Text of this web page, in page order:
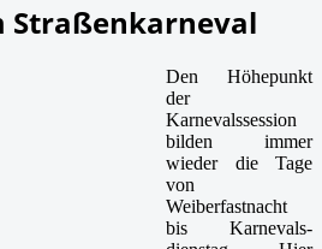
Straßenkarneval
Den Höhepunkt
der
Karnevalssession
bilden immer
wieder die Tage
von
Weiberfastnacht
bis Karnevals-